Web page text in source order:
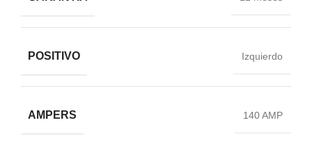
POSITIVO Izquierdo
AMPERS 140 AMP